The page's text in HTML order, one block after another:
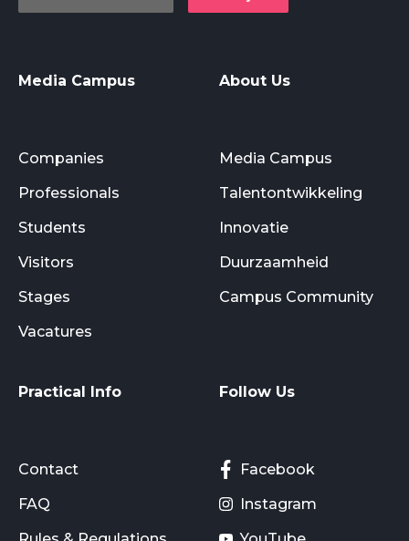
Media Campus
Companies
Professionals
Students
Visitors
Stages
Vacatures
About Us
Media Campus
Talentontwikkeling
Innovatie
Duurzaamheid
Campus Community
Practical Info
Contact
FAQ
Follow Us
Facebook
Instagram